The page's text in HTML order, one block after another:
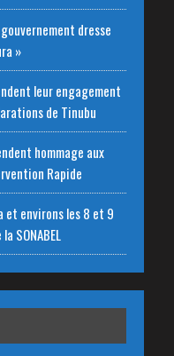
dresse
»
leur engagement
de Tinubu
hommage aux
Rapide
et environs les 8 et 9
SONABEL